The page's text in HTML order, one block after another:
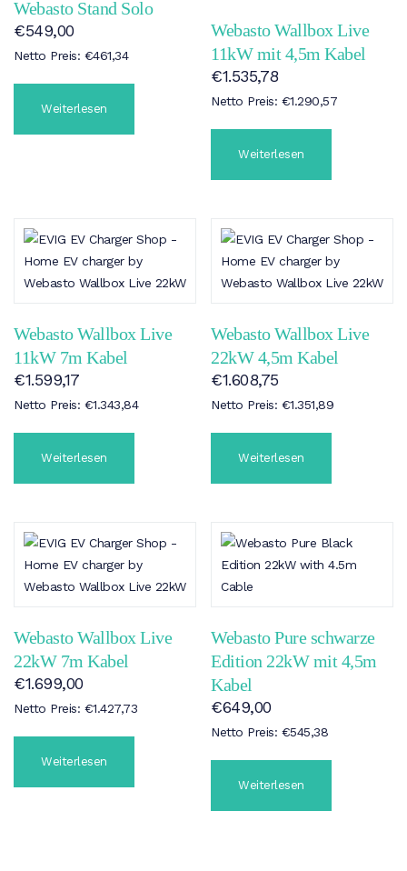
Webasto Stand Solo
€549,00
Netto Preis: €461,34
Weiterlesen
Webasto Wallbox Live
11kW mit 4,5m Kabel
€1.535,78
Netto Preis: €1.290,57
Weiterlesen
Webasto Wallbox Live
11kW 7m Kabel
€1.599,17
Netto Preis: €1.343,84
Weiterlesen
Webasto Wallbox Live
22kW 4,5m Kabel
€1.608,75
Netto Preis: €1.351,89
Weiterlesen
Webasto Wallbox Live
22kW 7m Kabel
€1.699,00
Netto Preis: €1.427,73
Weiterlesen
Webasto Pure schwarze
Edition 22kW mit 4,5m
Kabel
€649,00
Netto Preis: €545,38
Weiterlesen